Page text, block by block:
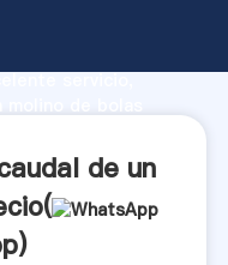
servicio,
de un
)